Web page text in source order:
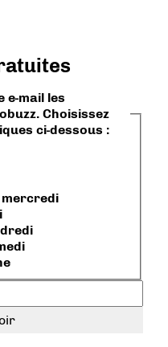
e-mail les
Choisissez
ci-dessous :
mercredi